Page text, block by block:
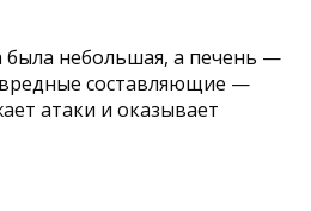
была небольшая, а печень —
составляющие —
атаки и оказывает